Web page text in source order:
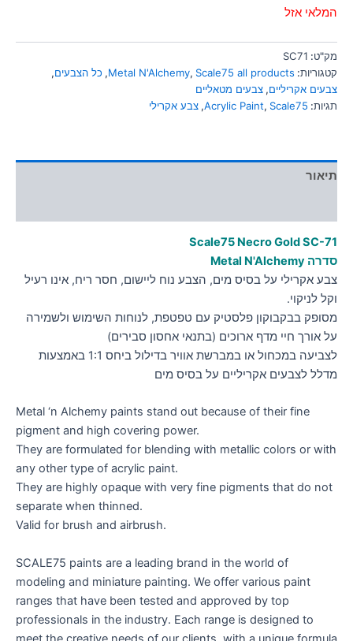
font_download סמן קישורים
לאפס
כל
cached
המלאי אזל
מק"ט: SC71
קטגוריות:
Metal N'Alchemy, Scale75 all products
, כל הצבעים,
צבעים אקריליים, צבעים מטאליים
תגיות:
Acrylic Paint, Scale75
, צבע אקרילי
תיאור
Scale75 Necro GoldSC-71
סדרה Metal N'Alchemy
צבע אקרילי על בסיס מים, הצבע נוח ליישום, חסר ריח, אינו רעיל
וקל לניקוי.
מסופק בבקבוקון פלסטיק עם טפטפת, לנוחות השימוש ולשמירה
על אורך חיי מדף ארוכים (בתנאי אחסון סבירים)
לצביעה במכחול או במברשת אוויר בדילול ביחס 1:1 באמצעות
מדלל לצבעים אקריליים על בסיס מים
Metal ‘n Alchemy paints stand out because of their fine
pigment and high covering power.
They are formulated for blending with metallic colors or with
any other type of acrylic paint.
They are highly opaque with very fine pigments that do not
separate when thinned.
Valid for brush and airbrush.
SCALE75 paints are a leading brand in the world of
modeling and miniature painting. We offer various paint
ranges that have been tested and approved by top
professionals in the industry. Each range is designed to